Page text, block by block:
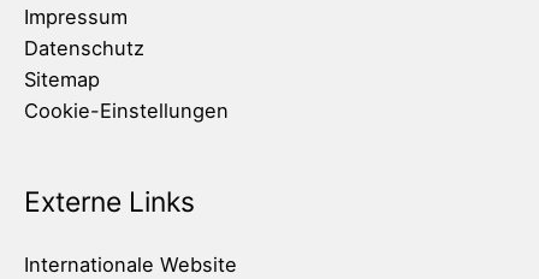
Impressum
Datenschutz
Sitemap
Cookie-Einstellungen
Externe Links
Internationale Website